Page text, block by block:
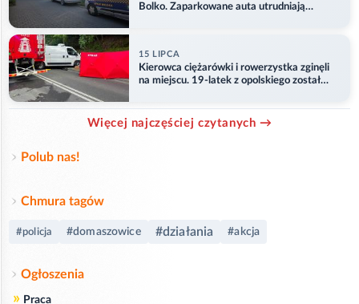
Bolko. Zaparkowane auta utrudniają
15 LIPCA
Kierowca ciężarówki i rowerzystka zginęli
na miejscu. 19-latek z opolskiego został
Więcej najczęściej czytanych →
Polub nas!
Chmura tagów
#policja #domaszowice #działania #akcja
Ogłoszenia
» Praca